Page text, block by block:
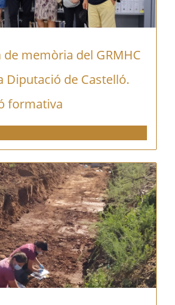
de memòria del GRMHC
Diputació de Castelló.
formativa